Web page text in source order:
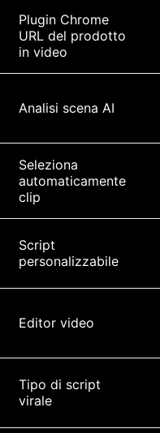
Plugin Chrome
URL del prodotto
in video
Analisi scena AI
Seleziona
automaticamente
clip
Script
personalizzabile
Editor video
Tipo di script
virale